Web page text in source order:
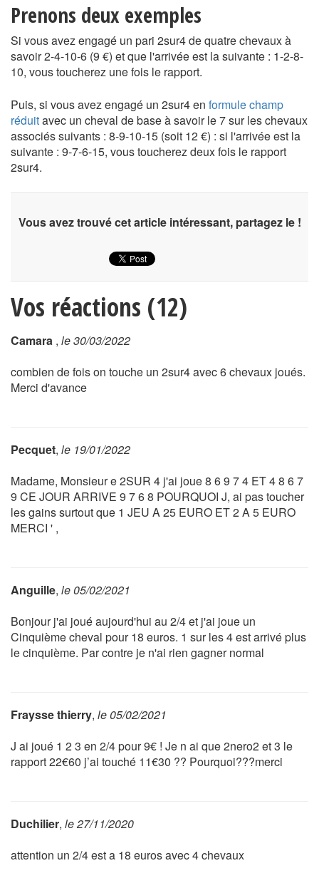
Prenons deux exemples
Si vous avez engagé un pari 2sur4 de quatre chevaux à
savoir 2-4-10-6 (9 €) et que l'arrivée est la suivante : 1-2-8-
10, vous toucherez une fois le rapport.
Puis, si vous avez engagé un 2sur4 en formule champ
réduitavec un cheval de base à savoir le 7 sur les chevaux
associés suivants : 8-9-10-15 (soit 12 €) : si l'arrivée est la
suivante : 9-7-6-15, vous toucherez deux fois le rapport
2sur4.
Vous avez trouvé cet article intéressant, partagez le !
Vos réactions (12)
Camara , le 30/03/2022
combien de fois on touche un 2sur4 avec 6 chevaux joués.
Merci d'avance
Pecquet, le 19/01/2022
Madame, Monsieur e 2SUR 4 j'ai joue 8 6 9 7 4 ET 4 8 6 7
9 CE JOUR ARRIVE 9 7 6 8 POURQUOI J, ai pas toucher
les gains surtout que 1 JEU A 25 EURO ET 2 A 5 EURO
MERCI ' ,
Anguille, le 05/02/2021
Bonjour j'ai joué aujourd'hui au 2/4 et j'ai joue un
Cinquième cheval pour 18 euros. 1 sur les 4 est arrivé plus
le cinquième. Par contre je n'ai rien gagner normal
Fraysse thierry, le 05/02/2021
J ai joué 1 2 3 en 2/4 pour 9€ ! Je n ai que 2nero2 et 3 le
rapport 22€60 j’ai touché 11€30 ?? Pourquoi???merci
Duchilier, le 27/11/2020
attention un 2/4 est a 18 euros avec 4 chevaux